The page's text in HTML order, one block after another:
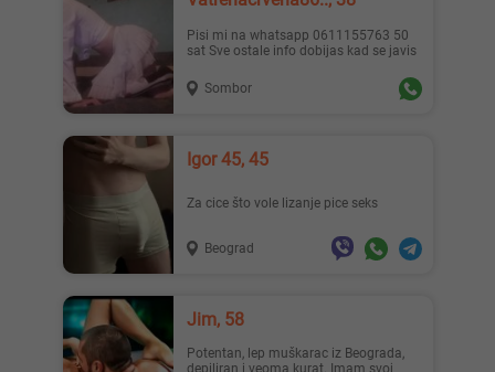
Pisi mi na whatsapp 0611155763 50
sat Sve ostale info dobijas kad se javis
Sombor
Igor 45, 45
Za cice što vole lizanje pice seks
Beograd
Jim, 58
Potentan, lep muškarac iz Beograda,
depiliran i veoma kurat. Imam svoj